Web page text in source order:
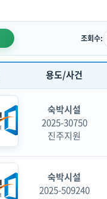
조회수:
용도/사건
숙박시설
2025-30750
진주지원
숙박시설
2025-509240